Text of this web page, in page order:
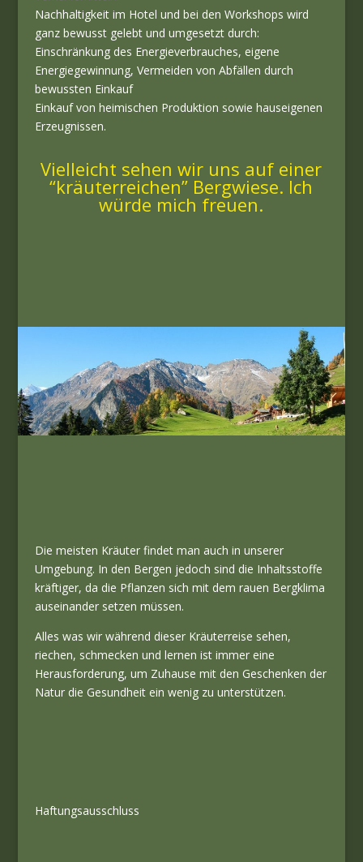
Nachhaltigkeit im Hotel und bei den Workshops wird
ganz bewusst gelebt und umgesetzt durch:
Einschränkung des Energieverbrauches, eigene
Energiegewinnung, Vermeiden von Abfällen durch
bewussten Einkauf
Einkauf von heimischen Produktion sowie hauseigenen
Erzeugnissen.
Vielleicht sehen wir uns auf einer
“kräuterreichen” Bergwiese. Ich
würde mich freuen.
Die meisten Kräuter findet man auch in unserer
Umgebung. In den Bergen jedoch sind die Inhaltsstoffe
kräftiger, da die Pflanzen sich mit dem rauen Bergklima
auseinander setzen müssen.
Alles was wir während dieser Kräuterreise sehen,
riechen, schmecken und lernen ist immer eine
Herausforderung, um Zuhause mit den Geschenken der
Natur die Gesundheit ein wenig zu unterstützen.
Haftungsausschluss